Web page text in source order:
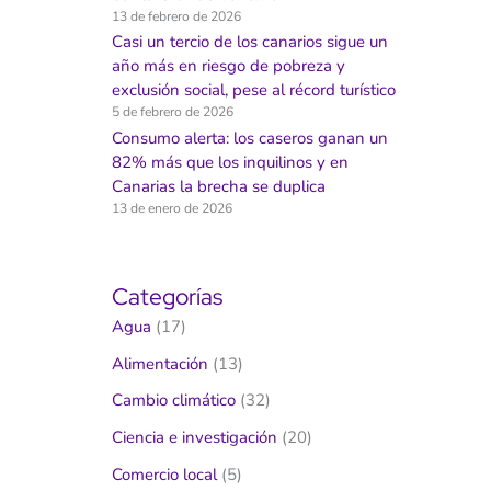
13 de febrero de 2026
Casi un tercio de los canarios sigue un
año más en riesgo de pobreza y
exclusión social, pese al récord turístico
5 de febrero de 2026
Consumo alerta: los caseros ganan un
82% más que los inquilinos y en
Canarias la brecha se duplica
13 de enero de 2026
Categorías
Agua (17)
Alimentación (13)
Cambio climático (32)
Ciencia e investigación (20)
Comercio local(5)